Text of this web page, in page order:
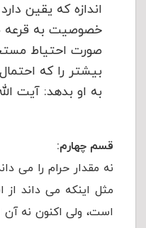
اندازه که یقین
خصوصیت به قرعه
صورت احتیاط
بیشتر را که
به او بدهد: آیت
قسم چهارم:
نه مقدار حرام را می
مثل اینکه می داند از
است، ولی اکنون نه آن